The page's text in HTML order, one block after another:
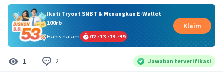
Ikuti Tryout SNBT & Menangkan E-Wallet
100rb
Habis dalam
02 :13 :33 :38
Klaim
1 2 Jawaban terverifikasi